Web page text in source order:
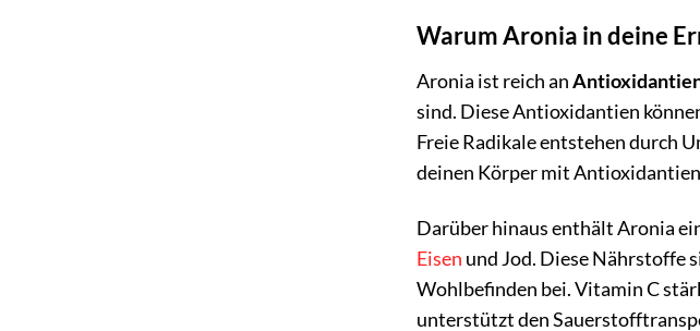
Warum Aronia in deine
Aronia ist reich an
sind. Diese Antioxidantien
Freie Radikale entstehen durch
deinen Körper mit
Darüber hinaus enthält Aronia
Eisen und Jod. Diese Nährstoffe
Wohlbefinden bei. Vitamin C
unterstützt den